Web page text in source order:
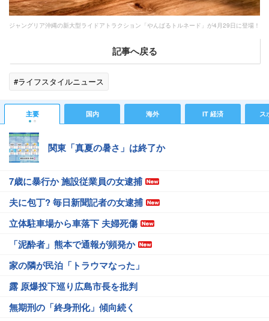
ジャングリア沖縄の新大型ライドアトラクション「やんばるトルネード」が4月29日に登場！
記事へ戻る
#ライフスタイルニュース
主要 国内 海外 IT 経済 ス
関東「真夏の暑さ」は終了か
7歳に暴行か 施設従業員の女逮捕
夫に包丁? 毎日新聞記者の女逮捕
立体駐車場から車落下 夫婦死傷
「泥酔者」熊本で通報が頻発か
家の隣が民泊「トラウマなった」
露 原爆投下巡り広島市長を批判
無期刑の「終身刑化」傾向続く